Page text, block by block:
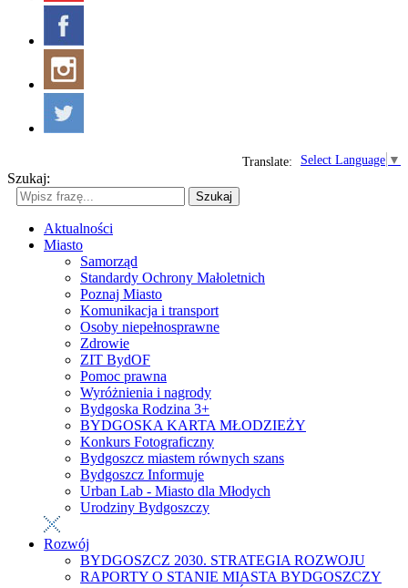
Select Language ▼
Translate:
Szukaj:
Szukaj
Aktualności
Miasto
Samorząd
Standardy Ochrony Małoletnich
Poznaj Miasto
Komunikacja i transport
Osoby niepełnosprawne
Zdrowie
ZIT BydOF
Pomoc prawna
Wyróżnienia i nagrody
Bydgoska Rodzina 3+
BYDGOSKA KARTA MŁODZIEŻY
Konkurs Fotograficzny
Bydgoszcz miastem równych szans
Bydgoszcz Informuje
Urban Lab - Miasto dla Młodych
Urodziny Bydgoszczy
Rozwój
BYDGOSZCZ 2030. STRATEGIA ROZWOJU
RAPORTY O STANIE MIASTA BYDGOSZCZY